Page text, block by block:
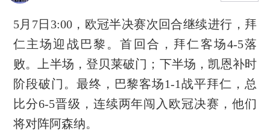
5月7日3:00，欧冠半决赛次回合继续进行，拜
仁主场迎战巴黎。首回合，拜仁客场4-5落
败。上半场，登贝莱破门；下半场，凯恩补时
阶段破门。最终，巴黎客场1-1战平拜仁，总
比分6-5晋级，连续两年闯入欧冠决赛，他们
将对阵阿森纳。